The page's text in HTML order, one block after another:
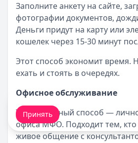
Заполните анкету на сайте,
фотографии документов,
Деньги придут на карту или
кошелек через 15-30 минут
Этот способ экономит время.
ехать и стоять в очередях.
Офисное обслуживание
Традиционный способ —
офиса МФО. Подходит тем, кто
живое общение с
Мы обрабатываем ваши
Принять